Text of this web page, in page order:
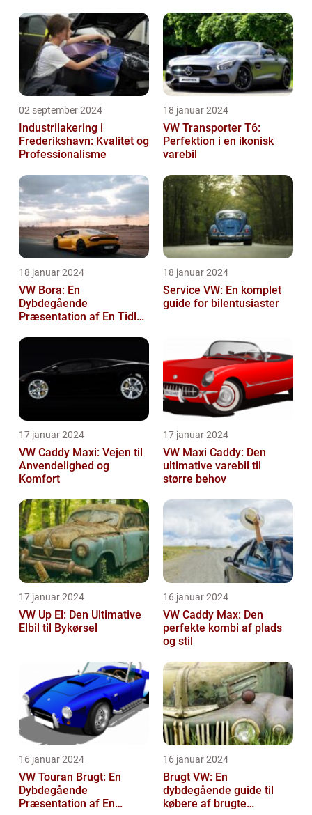
02 september 2024
Industrilakering i
Frederikshavn: Kvalitet og
Professionalisme
18 januar 2024
VW Transporter T6:
Perfektion i en ikonisk
varebil
18 januar 2024
VW Bora: En
Dybdegående
Præsentation af En Tidløs
18 januar 2024
Service VW: En komplet
guide for bilentusiaster
17 januar 2024
VW Caddy Maxi: Vejen til
Anvendelighed og
Komfort
17 januar 2024
VW Maxi Caddy: Den
ultimative varebil til
større behov
17 januar 2024
VW Up El: Den Ultimative
Elbil til Bykørsel
16 januar 2024
VW Caddy Max: Den
perfekte kombi af plads
og stil
16 januar 2024
VW Touran Brugt: En
Dybdegående
Præsentation af En
16 januar 2024
Brugt VW: En
dybdegående guide til
købere af brugte